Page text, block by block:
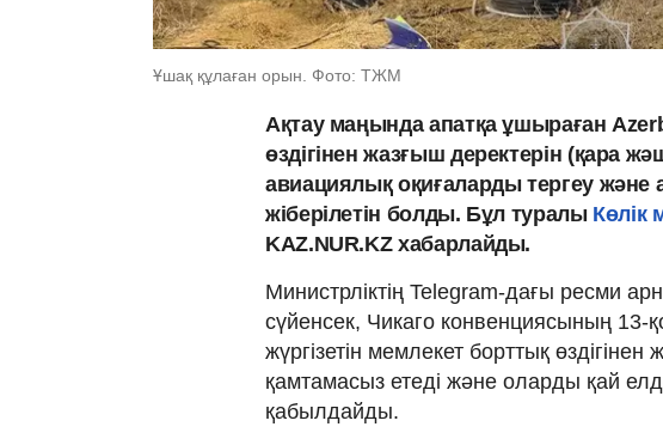
Ұшақ құлаған орын. Фото: ТЖМ
Ақтау маңында апатқа ұшыраған
өздігінен жазғыш деректерін (қара
авиациялық оқиғаларды тергеу
жіберілетін болды. Бұл туралыКөлік
KAZ.NUR.KZ хабарлайды.
Министрліктің Telegram-дағы ресми
сүйенсек, Чикаго конвенциясының 13-
жүргізетін мемлекет борттық
қамтамасыз етеді және оларды қай
қабылдайды.